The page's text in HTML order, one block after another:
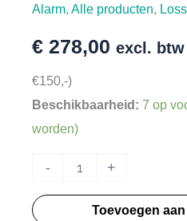
Alarm, Alle producten,
€ 278,00 excl. btw
€150,-)
Beschikbaarheid: 7 op
worden)
-
HT2006
Alarm
+
Toevoegen